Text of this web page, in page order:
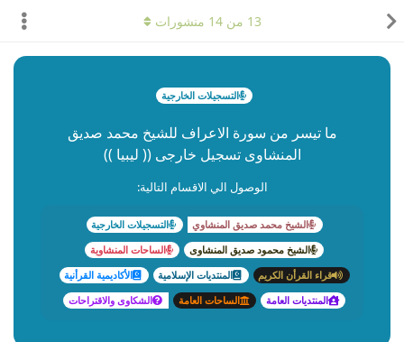
التسجيلات الخارجية
ما تيسر من سورة الاعراف للشيخ محمد صديق
المنشاوى تسجيل خارجى (( ليبيا ))
الوصول الي الاقسام التالية:
الشيخ محمد صديق المنشاوي
التسجيلات الخارجية
الشيخ محمود صديق المنشاوى
الساحات المنشاوية
قراء القرأن الكريم
المنتديات الإسلامية
الأكاديمية القرأنية
المنتديات العامة
الساحات العامة الشكاوى والاقتراحات
13 من14 منشورات